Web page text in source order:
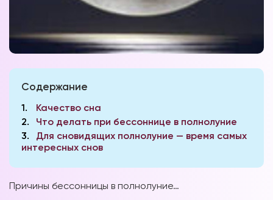
Содержание
1
Качество сна
2
Что делать при бессоннице в полнолуние
3
Для сновидящих полнолуние — время самых
интересных снов
Причины бессонницы в полнолуние…